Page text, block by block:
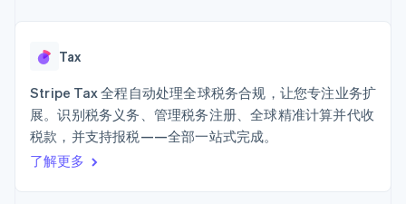
Authorization
支付成功率优
Link
加速结账
Stripe Sigma
按行业
AI 企业
酒店、旅游与休闲
资源
应用集成
代码示例
Stripe Press
联系销售
Tax
Stripe Tax 全程自动处理全球税务合规，让您专注业务扩
展。识别税务义务、管理税务注册、全球精准计算并代收
税款，并支持报税——全部一站式完成。
了解更多